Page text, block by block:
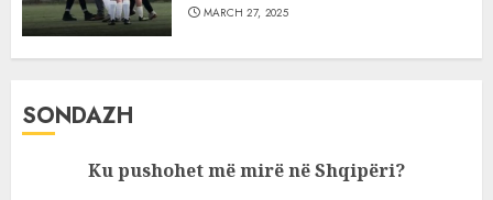
MARCH 27, 2025
SONDAZH
Ku pushohet më mirë në Shqipëri?